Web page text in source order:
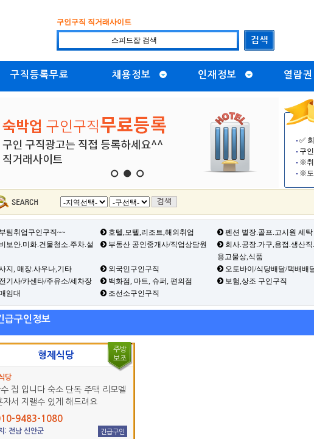
구인구직 직거래사이트
구직등록무료 채용정보 인재정보 열람권
✅
구
※취
※도
팀취업구인구직~~ 호텔,모텔,리조트,해외취업 펜션 별장.골프.고시원 세탁
보안.미화.건물청소.주차.설
부동산 공인중개사/직업상담원
회사.공장.가구,용접.생산직
용고물상,식품
지, 매장.사우나,기타
외국인구인구직 오토바이/식당배달/택배배
기사/카센타/주유소/세차장
백화점, 마트, 슈퍼, 편의점 보험,상조 구인구직
임대
조선소구인구직
급구인정보
형제식당
당
집 입니다 숙소 단독 주택 리모델
자서 지랠수 있게 해드려요
9483-1080
: 전남 신안군 긴급구인
주방
보조